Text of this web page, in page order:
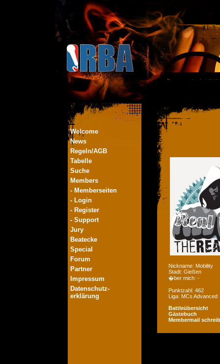
Welcome
News
Regeln/AGB
Tabelle
Suche
Members
- Memberseiten
- Login
- Register
- Support
Jury
Beatecke
Special
Forum
Partner
Impressum
Datenschutz-
erklärung
Nickname: Mobility
Stadt: Gießen
�ber mich: -
Punktzahl: 462
Liga: MCs Advanced
Battleübersicht
Gästebuch
Membermail